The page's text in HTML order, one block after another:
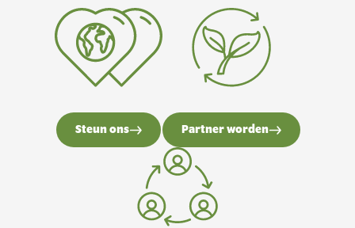
Steun ons Partner worden